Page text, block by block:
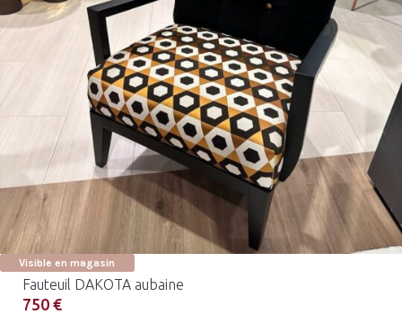
Visible en magasin
Fauteuil DAKOTA aubaine
750 €